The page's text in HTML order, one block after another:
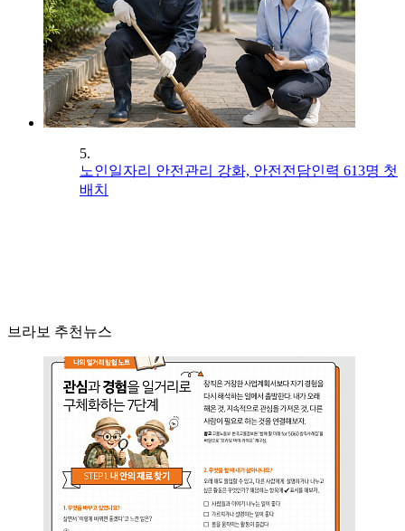
5.
노인일자리 안전관리 강화, 안전전담인력 613명 첫
배치
브라보 추천뉴스